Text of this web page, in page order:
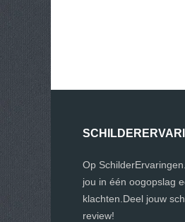
Op
jou in één oogopslag
klachten.Deel jouw
review!